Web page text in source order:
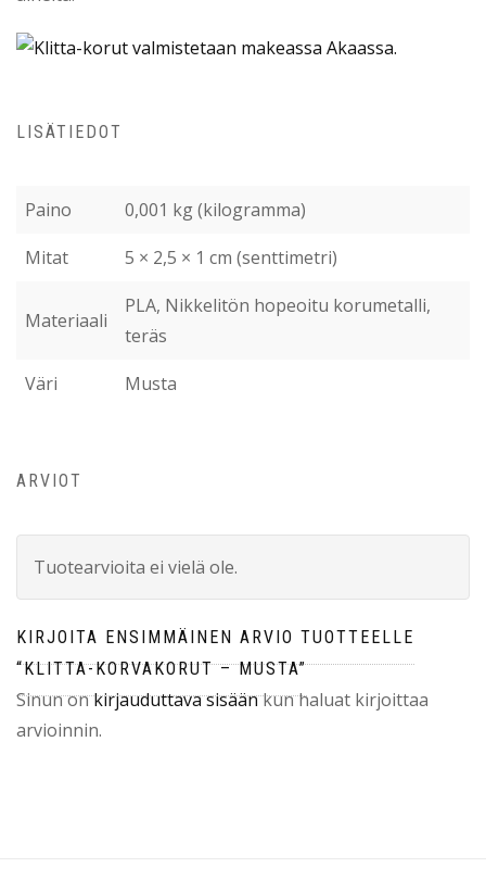
LISÄTIEDOT
Paino
0,001 kg (kilogramma)
Mitat
5 × 2,5 × 1 cm (senttimetri)
Materiaali
PLA, Nikkelitön hopeoitu korumetalli,
teräs
Väri
Musta
ARVIOT
Tuotearvioita ei vielä ole.
KIRJOITA ENSIMMÄINEN ARVIO TUOTTEELLE
“KLITTA-KORVAKORUT – MUSTA”
Sinun onkirjauduttava sisäänkun haluat kirjoittaa
arvioinnin.